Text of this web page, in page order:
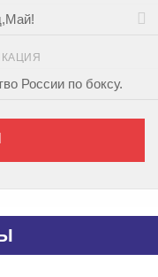
России по боксу.